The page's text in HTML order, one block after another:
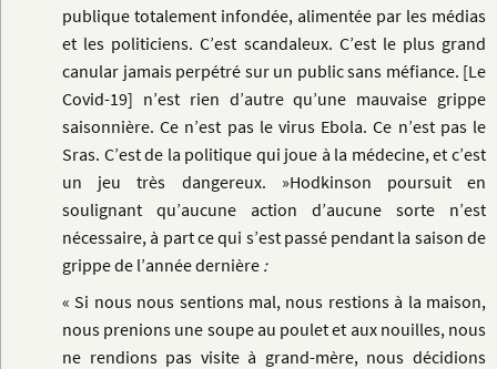
publique totalement infondée, alimentée par les médias
et les politiciens. C’est scandaleux. C’est le plus grand
canular jamais perpétré sur un public sans méfiance. [Le
Covid-19] n’est rien d’autre qu’une mauvaise grippe
saisonnière. Ce n’est pas le virus Ebola. Ce n’est pas le
Sras. C’est de la politique qui joue à la médecine, et c’est
un jeu très dangereux. »Hodkinson poursuit en
soulignant qu’aucune action d’aucune sorte n’est
nécessaire, à part ce qui s’est passé pendant la saison de
grippe de l’année dernière :
« Si nous nous sentions mal, nous restions à la maison,
nous prenions une soupe au poulet et aux nouilles, nous
ne rendions pas visite à grand-mère, nous décidions